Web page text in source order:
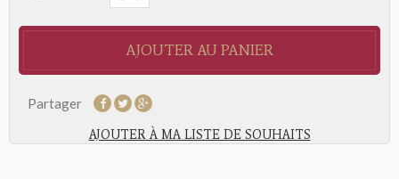
AJOUTER AU PANIER
Partager
AJOUTER À MA LISTE DE SOUHAITS